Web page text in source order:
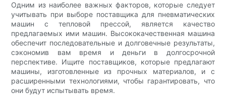
Одним из наиболее важных факторов, которые следует
учитывать при выборе поставщика для пневматических
машин с тепловой прессой, является качество
предлагаемых ими машин. Высококачественная машина
обеспечит последовательные и долговечные результаты,
сэкономив вам время и деньги в долгосрочной
перспективе. Ищите поставщиков, которые предлагают
машины, изготовленные из прочных материалов, и с
расширенными технологиями, чтобы гарантировать, что
они будут испытывать время.